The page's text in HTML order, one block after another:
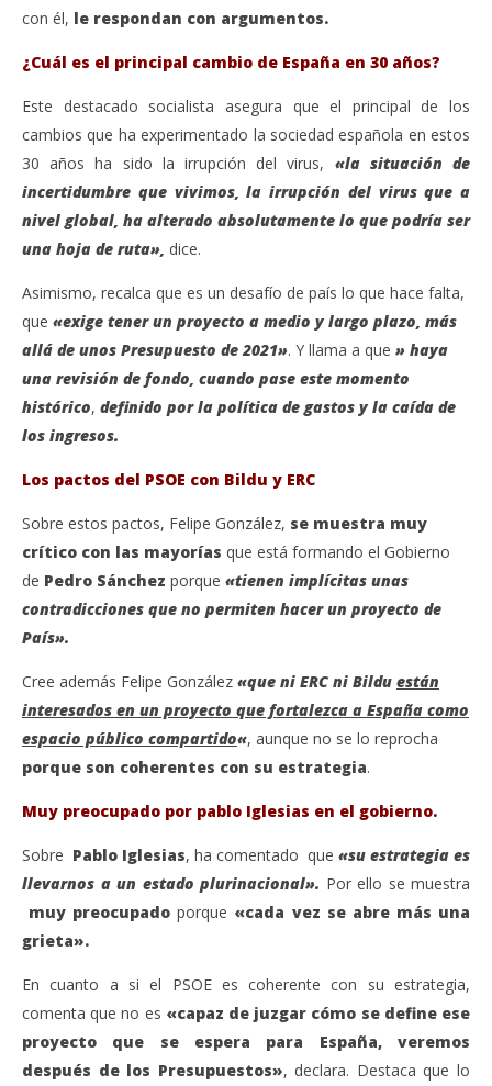
con él, le respondan con argumentos.
¿Cuál es el principal cambio de España en 30 años?
Este destacado socialista asegura que el principal de los
cambios que ha experimentado la sociedad española en estos
30 años ha sido la irrupción del virus, «la situación de
incertidumbre que vivimos, la irrupción del virus que a
nivel global, ha alterado absolutamente lo que podría ser
una hoja de ruta», dice.
Asimismo, recalca que es un desafío de país lo que hace falta,
que «exige tener un proyecto a medio y largo plazo, más
allá de unos Presupuesto de 2021». Y llama a que » haya
una revisión de fondo, cuando pase este momento
histórico, definido por la política de gastos y la caída de
los ingresos.
Los pactos del PSOE con Bildu y ERC
Sobre estos pactos, Felipe González, se muestra muy
crítico con las mayorías que está formando el Gobierno
de Pedro Sánchez porque «tienen implícitas unas
contradicciones que no permiten hacer un proyecto de
País».
Cree además Felipe González «que ni ERC ni Bildu están
interesados en un proyecto que fortalezca a España como
espacio público compartido«, aunque no se lo reprocha
porque son coherentes con su estrategia.
Muy preocupado por pablo Iglesias en el gobierno.
Sobre Pablo Iglesias, ha comentado que «su estrategia es
llevarnos a un estado plurinacional». Por ello se muestra
muy preocupado porque «cada vez se abre más una
grieta».
En cuanto a si el PSOE es coherente con su estrategia,
comenta que no es «capaz de juzgar cómo se define ese
proyecto que se espera para España, veremos
después de los Presupuestos», declara. Destaca que lo